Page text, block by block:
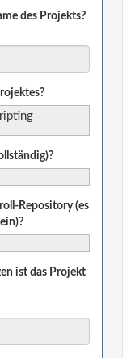
des Projekts?
Repository (es
ist das Projekt